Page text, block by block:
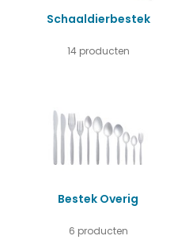
Schaaldierbestek
14 producten
Bestek Overig
6 producten